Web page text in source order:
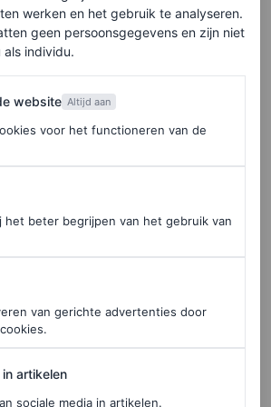
houden.” Dr. Frost voegt eraan toe
ons maagdarmkanaal kunnen
en het voedsel door ons
te duwen. Het stimuleert bovendien
drinken en eten.
de energie van de maag naar
om afvalstoffen in ons lichaam te
water helpt het lichaam dat
helpt om afvalstoffen gemakkelijker
werken en het gebruik te analyseren.
geen persoonsgegevens en zijn niet
individu.
website Altijd aan
voor het functioneren van de
het beter begrijpen van het gebruik van
van gerichte advertenties door
artikelen
sociale media in artikelen.